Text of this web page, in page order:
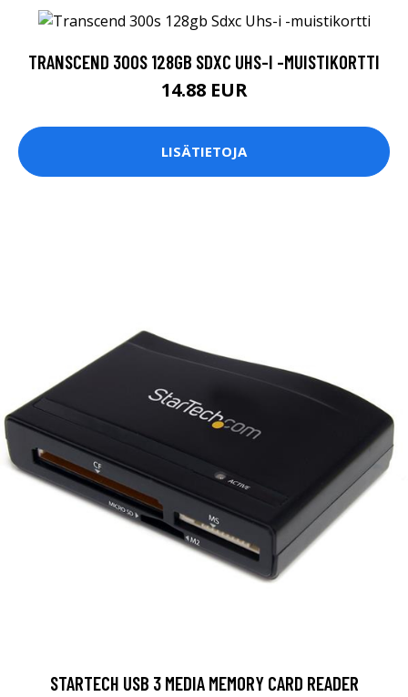
TRANSCEND 300S 128GB SDXC UHS-I -MUISTIKORTTI
14.88 EUR
LISÄTIETOJA
STARTECH USB 3 MEDIA MEMORY CARD READER